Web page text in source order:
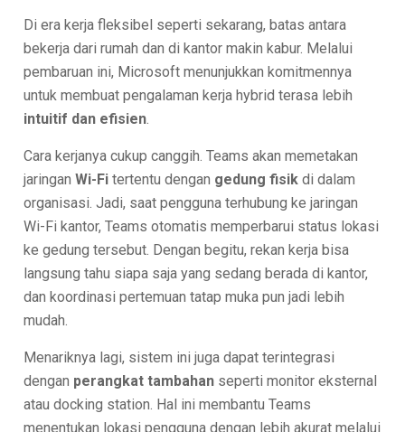
Di era kerja fleksibel seperti sekarang, batas antara
bekerja dari rumah dan di kantor makin kabur. Melalui
pembaruan ini, Microsoft menunjukkan komitmennya
untuk membuat pengalaman kerja hybrid terasa lebih
intuitif dan efisien
Cara kerjanya cukup canggih. Teams akan memetakan
jaringanWi-Fi tertentu dengan gedung fisik di dalam
organisasi. Jadi, saat pengguna terhubung ke jaringan
Wi-Fi kantor, Teams otomatis memperbarui status lokasi
ke gedung tersebut. Dengan begitu, rekan kerja bisa
langsung tahu siapa saja yang sedang berada di kantor,
dan koordinasi pertemuan tatap muka pun jadi lebih
mudah.
Menariknya lagi, sistem ini juga dapat terintegrasi
dengan perangkat tambahan seperti monitor eksternal
atau docking station. Hal ini membantu Teams
menentukan lokasi pengguna dengan lebih akurat melalui